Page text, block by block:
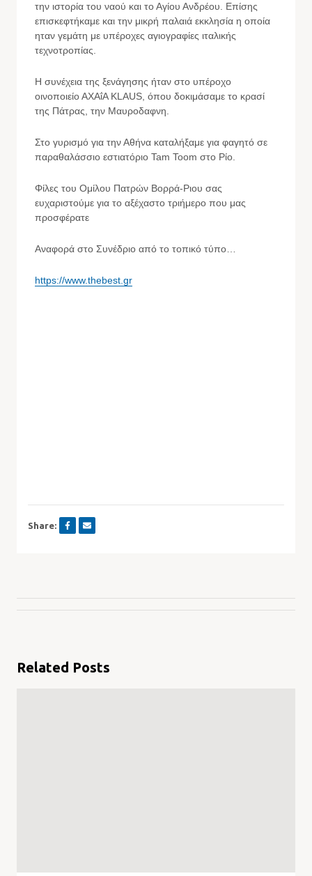
την ιστορία του ναού και το Αγίου Ανδρέου. Επίσης
επισκεφτήκαμε και την μικρή παλαιά εκκλησία η οποία
ηταν γεμάτη με υπέροχες αγιογραφίες ιταλικής
τεχνοτροπίας.
Η συνέχεια της ξενάγησης ήταν στο υπέροχο
οινοποιείο ΑΧΑΐΑ KLAUS, όπου δοκιμάσαμε το κρασί
της Πάτρας, την Μαυροδαφνη.
Στο γυρισμό για την Αθήνα καταλήξαμε για φαγητό σε
παραθαλάσσιο εστιατόριο Tam Toom στο Ρίο.
Φίλες του Ομίλου Πατρών Βορρά-Ριου σας
ευχαριστούμε για το αξέχαστο τριήμερο που μας
προσφέρατε
Αναφορά στο Συνέδριο από το τοπικό τύπο…
https://www.thebest.gr
Share:
Related Posts